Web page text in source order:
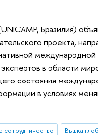
Бразилия)
проекта,
в области
состояния
в условиях
сотрудничество
Вышка